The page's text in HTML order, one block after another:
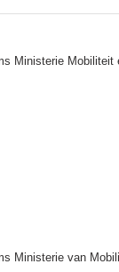
Ministerie
Ministerie van